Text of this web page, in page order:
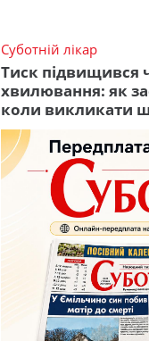
Суботній лікар
Тиск підвищився
хвилювання: як
коли викликати